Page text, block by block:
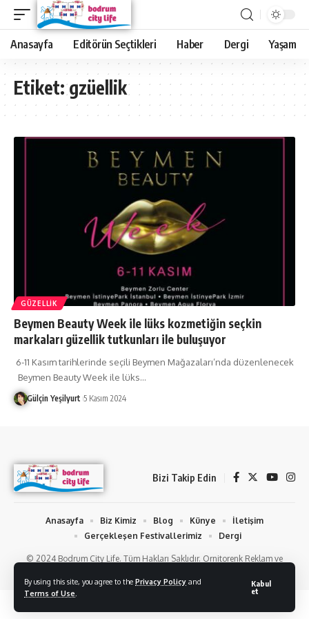
By using this site, you agree to the Privacy Policy and
Terms of Use
Kabul
et
Anasayfa Editörün Seçtikleri Haber Dergi Yaşam
Etiket:gzüellik
GÜZELLIK
Beymen Beauty Week ile lüks kozmetiğin seçkin
markaları güzellik tutkunları ile buluşuyor
6-11 Kasım tarihlerinde seçili Beymen Mağazaları’nda düzenlenecek
Beymen Beauty Week ile lüks…
Gülçin Yeşilyurt 5 Kasım 2024
Bizi Takip Edin
© 2024 Bodrum City Life. Tüm Hakları Saklıdır. Ornitorenk Reklam ve
Anasayfa Biz Kimiz Blog Künye
İletişim
Gerçekleşen Festivallerimiz
Dergi